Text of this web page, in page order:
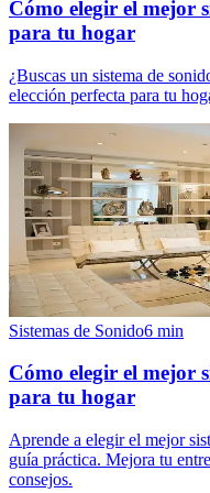
Cómo elegir el mejor
para tu hogar
¿Buscas un sistema de
elección perfecta para tu
Sistemas de Sonido6 min
Cómo elegir el mejor
para tu hogar
Aprende a elegir el mejor
guía práctica. Mejora tu
consejos.